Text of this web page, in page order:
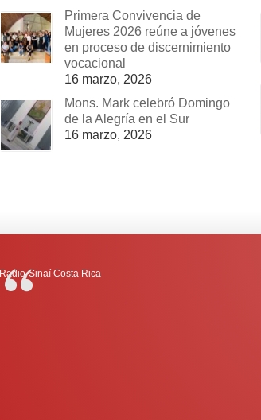
Primera Convivencia de
Mujeres 2026 reúne a jóvenes
en proceso de discernimiento
vocacional
16 marzo, 2026
Mons. Mark celebró Domingo
de la Alegría en el Sur
16 marzo, 2026
Radio-Sinaí Costa Rica